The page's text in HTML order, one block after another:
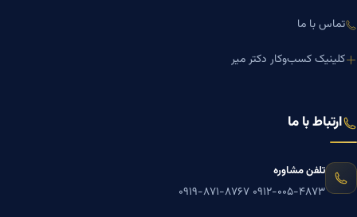
تماس با ما
کلینیک کسب‌وکار دکتر میر
ارتباط با ما
تلفن مشاوره
۰۹۱۲-۰۰۵-۴۸۷۳ ۰۹۱۹-۸۷۱-۸۷۶۷